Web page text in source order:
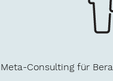
Meta-Consulting für